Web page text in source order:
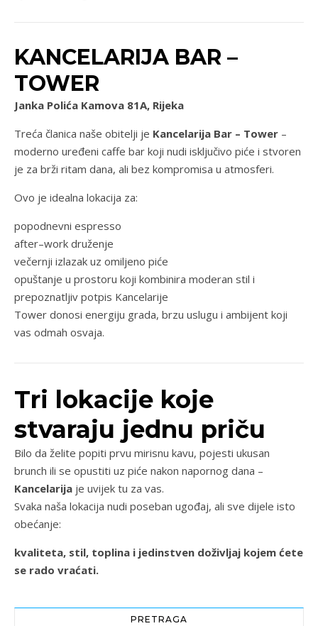
KANCELARIJA BAR –
TOWER
Janka Polića Kamova 81A, Rijeka
Treća članica naše obitelji je Kancelarija Bar – Tower –
moderno uređeni caffe bar koji nudi isključivo piće i stvoren
je za brži ritam dana, ali bez kompromisa u atmosferi.
Ovo je idealna lokacija za:
popodnevni espresso
after–work druženje
večernji izlazak uz omiljeno piće
opuštanje u prostoru koji kombinira moderan stil i
prepoznatljiv potpis Kancelarije
Tower donosi energiju grada, brzu uslugu i ambijent koji
vas odmah osvaja.
Tri lokacije koje
stvaraju jednu priču
Bilo da želite popiti prvu mirisnu kavu, pojesti ukusan
brunch ili se opustiti uz piće nakon napornog dana –
Kancelarija je uvijek tu za vas.
Svaka naša lokacija nudi poseban ugođaj, ali sve dijele isto
obećanje:
kvaliteta, stil, toplina i jedinstven doživljaj kojem ćete
se rado vraćati.
PRETRAGA